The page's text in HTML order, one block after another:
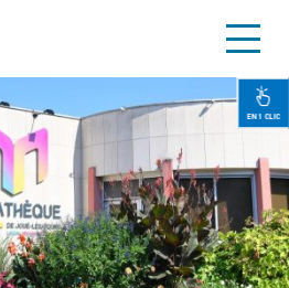
EN 1 CLIC